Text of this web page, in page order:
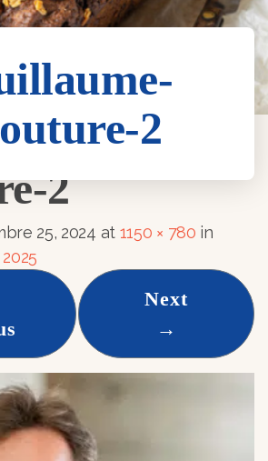
2
2
25, 2024 at 1150 × 780 in
Next
→